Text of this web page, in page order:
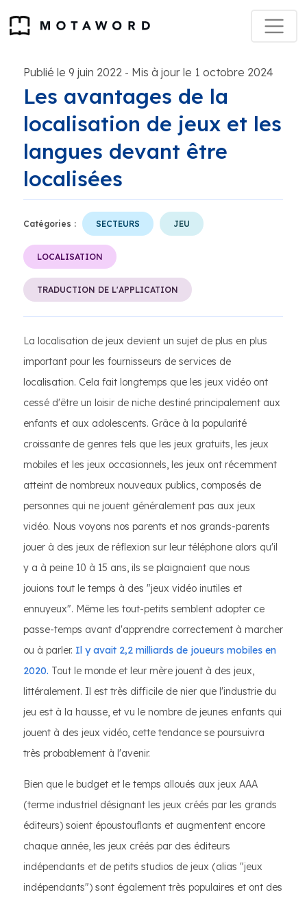
Publié le 9 juin 2022 - Mis à jour le 1 octobre 2024
Les avantages de la
localisation de jeux et les
langues devant être
localisées
Catégories : SECTEURS JEU
LOCALISATION
TRADUCTION DE L'APPLICATION
La localisation de jeux devient un sujet de plus en plus
important pour les fournisseurs de services de
localisation. Cela fait longtemps que les jeux vidéo ont
cessé d'être un loisir de niche destiné principalement aux
enfants et aux adolescents. Grâce à la popularité
croissante de genres tels que les jeux gratuits, les jeux
mobiles et les jeux occasionnels, les jeux ont récemment
atteint de nombreux nouveaux publics, composés de
personnes qui ne jouent généralement pas aux jeux
vidéo. Nous voyons nos parents et nos grands-parents
jouer à des jeux de réflexion sur leur téléphone alors qu'il
y a à peine 10 à 15 ans, ils se plaignaient que nous
jouions tout le temps à des "jeux vidéo inutiles et
ennuyeux". Même les tout-petits semblent adopter ce
passe-temps avant d'apprendre correctement à marcher
ou à parler. Il y avait 2,2 milliards de joueurs mobiles en
2020. Tout le monde et leur mère jouent à des jeux,
littéralement. Il est très difficile de nier que l'industrie du
jeu est à la hausse, et vu le nombre de jeunes enfants qui
jouent à des jeux vidéo, cette tendance se poursuivra
très probablement à l'avenir.
Bien que le budget et le temps alloués aux jeux AAA
(terme industriel désignant les jeux créés par les grands
éditeurs) soient époustouflants et augmentent encore
chaque année, les jeux créés par des éditeurs
indépendants et de petits studios de jeux (alias "jeux
indépendants") sont également très populaires et ont des